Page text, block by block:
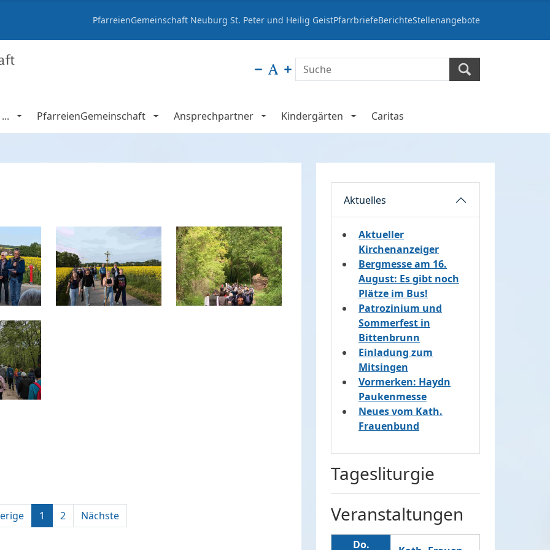
PfarreienGemeinschaft Neuburg St. Peter und Heilig GeistPfarrbriefeBerichteStellenangebote
PfarreienGemeinschaft Ansprechpartner Kindergärten Caritas
1 2 Nächste
Aktuelles
Aktueller
Kirchenanzeiger
Bergmesse am 16.
August: Es gibt noch
Plätze im Bus!
Patrozinium und
Sommerfest in
Bittenbrunn
Einladung zum
Mitsingen
Vormerken: Haydn
Paukenmesse
Neues vom Kath.
Frauenbund
Tagesliturgie
Veranstaltungen
Do.